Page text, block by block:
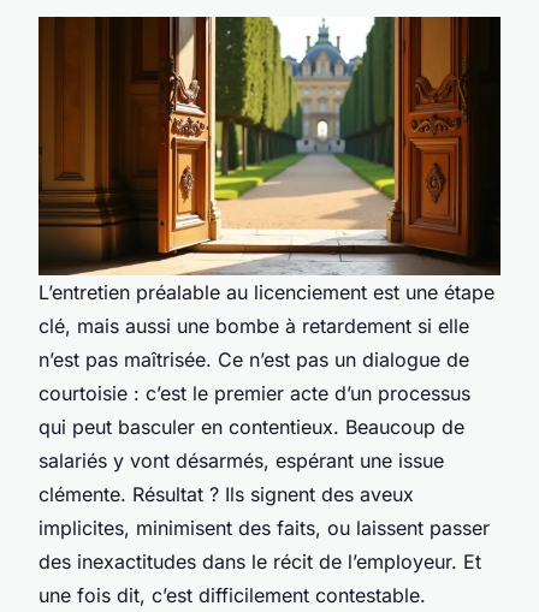
L’entretien préalable au licenciement est une étape
clé, mais aussi une bombe à retardement si elle
n’est pas maîtrisée. Ce n’est pas un dialogue de
courtoisie : c’est le premier acte d’un processus
qui peut basculer en contentieux. Beaucoup de
salariés y vont désarmés, espérant une issue
clémente. Résultat ? Ils signent des aveux
implicites, minimisent des faits, ou laissent passer
des inexactitudes dans le récit de l’employeur. Et
une fois dit, c’est difficilement contestable.